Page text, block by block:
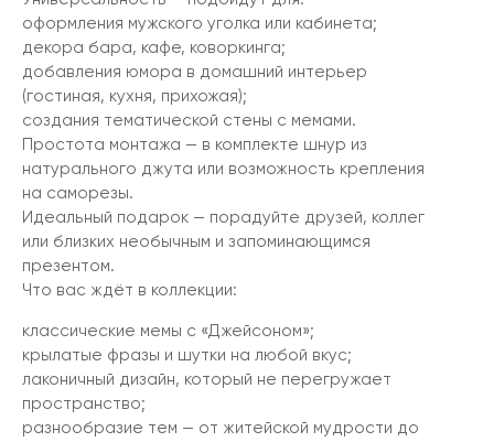
оформления мужского уголка или кабинета;
декора бара, кафе, коворкинга;
добавления юмора в домашний интерьер
(гостиная, кухня, прихожая);
создания тематической стены с мемами.
Простота монтажа — в комплекте шнур из
натурального джута или возможность крепления
на саморезы.
Идеальный подарок — порадуйте друзей, коллег
или близких необычным и запоминающимся
презентом.
Что вас ждёт в коллекции:
классические мемы с «Джейсоном»;
крылатые фразы и шутки на любой вкус;
лаконичный дизайн, который не перегружает
пространство;
разнообразие тем — от житейской мудрости до